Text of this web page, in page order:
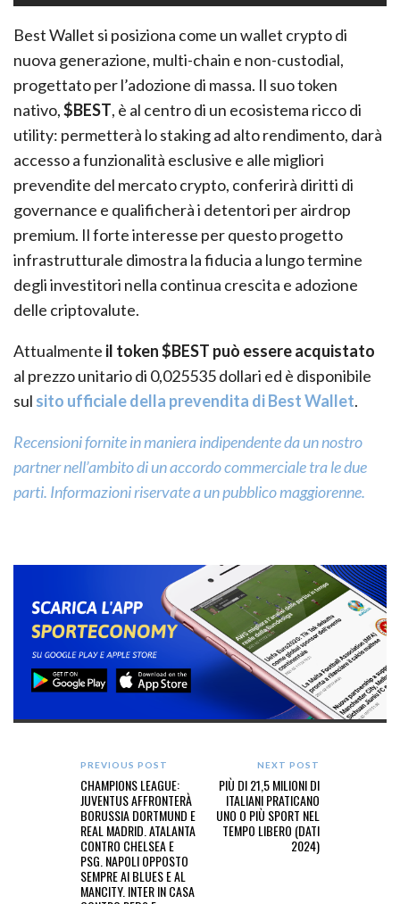
Best Wallet si posiziona come un wallet crypto di
nuova generazione, multi-chain e non-custodial,
progettato per l’adozione di massa. Il suo token
nativo,$BEST, è al centro di un ecosistema ricco di
utility: permetterà lo staking ad alto rendimento, darà
accesso a funzionalità esclusive e alle migliori
prevendite del mercato crypto, conferirà diritti di
governance e qualificherà i detentori per airdrop
premium. Il forte interesse per questo progetto
infrastrutturale dimostra la fiducia a lungo termine
degli investitori nella continua crescita e adozione
delle criptovalute.
Attualmente il token $BEST può essere acquistato
al prezzo unitario di 0,025535 dollari ed è disponibile
sul sito ufficiale della prevendita di Best Wallet.
Recensioni fornite in maniera indipendente da un nostro
partner nell’ambito di un accordo commerciale tra le due
parti. Informazioni riservate a un pubblico maggiorenne.
PREVIOUS POST
CHAMPIONS LEAGUE:
JUVENTUS AFFRONTERÀ
BORUSSIA DORTMUND E
REAL MADRID. ATALANTA
CONTRO CHELSEA E
PSG. NAPOLI OPPOSTO
SEMPRE AI BLUES E AL
MANCITY. INTER IN CASA
NEXT POST
PIÙ DI 21,5 MILIONI DI
ITALIANI PRATICANO
UNO O PIÙ SPORT NEL
TEMPO LIBERO (DATI
2024)